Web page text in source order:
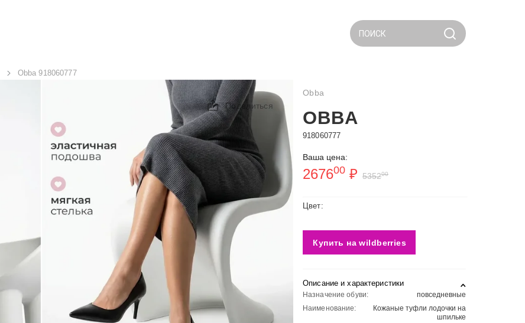
ПОИСК
Obba 918060777
Поделиться
Obba
OBBA
918060777
Ваша цена:
267600 ₽ 535200
Цвет:
Купить на wildberries
Описание и характеристики
Назначение обуви:
повседневные
Наименование:
Кожаные туфли лодочки на
шпильке